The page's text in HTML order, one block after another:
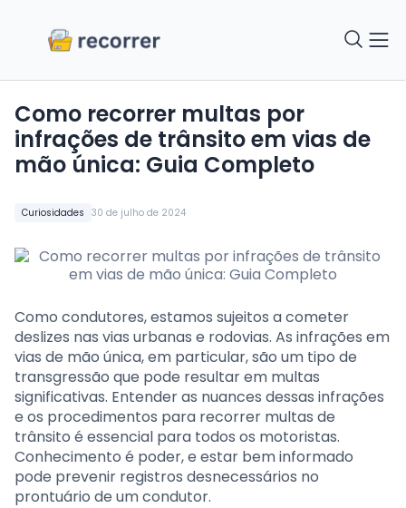
Curiosidades 30 de julho de 2024
Como recorrer multas por
infrações de trânsito em vias de
mão única: Guia Completo
Como condutores, estamos sujeitos a cometer
deslizes nas vias urbanas e rodovias. As infrações em
vias de mão única, em particular, são um tipo de
transgressão que pode resultar em multas
significativas. Entender as nuances dessas infrações
e os procedimentos para recorrer multas de
trânsito é essencial para todos os motoristas.
Conhecimento é poder, e estar bem informado
pode prevenir registros desnecessários no
prontuário de um condutor.